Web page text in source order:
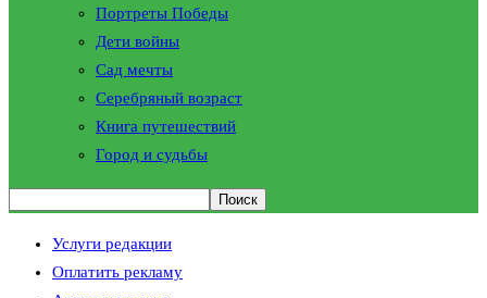
Портреты Победы
Дети войны
Сад мечты
Серебряный возраст
Книга путешествий
Город и судьбы
Услуги редакции
Оплатить рекламу